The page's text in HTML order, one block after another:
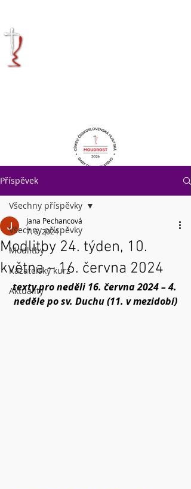
Příspěvek
Všechny příspěvky
Modlitby
Kazatelský kurz
Aktuality
Všechny příspěvky
Modlitby 24. týden, 10.
května – 16. června 2024
Jana Pechancová
7. 6. 2024
texty pro neděli 16. června 2024 – 4.
neděle po sv. Duchu (11. v mezidobí)